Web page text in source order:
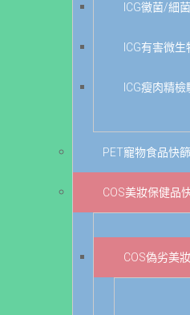
ICG黴菌/細
ICG有害微
ICG瘦肉精
PET寵物食品快
COS美妝保健品
COS偽劣美